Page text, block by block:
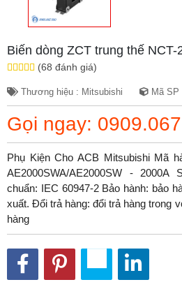
Biến dòng ZCT trung thế NCT-
(68 đánh giá)
Thương hiệu : Mitsubishi Mã SP
Gọi ngay:
Phụ Kiện Cho ACB Mitsubishi Mã
AE2000SWA/AE2000SW -
chuẩn: IEC 60947-2 Bảo hành: bảo
xuất. Đổi trả hàng: đổi trả hàng trong
hàng